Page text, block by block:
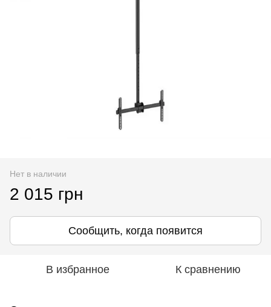
Нет в наличии
2 015 грн
Сообщить, когда появится
В избранное К сравнению